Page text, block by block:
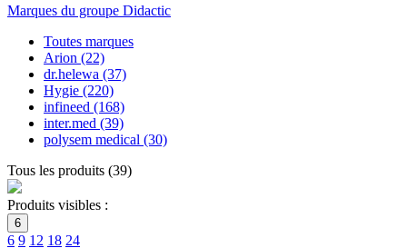
Marques du groupe Didactic
Toutes marques
Arion (22)
dr.helewa (37)
Hygie (220)
infineed (168)
inter.med (39)
polysem medical (30)
Tous les produits (39)
Produits visibles :
6
6 9 12 18 24